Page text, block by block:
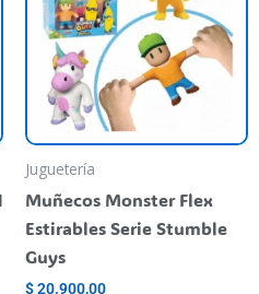
multiple
variants.
options
may
product
Juguetería
Muñecos Monster Flex
Estirables Serie Stumble
Guys
$20.900,00